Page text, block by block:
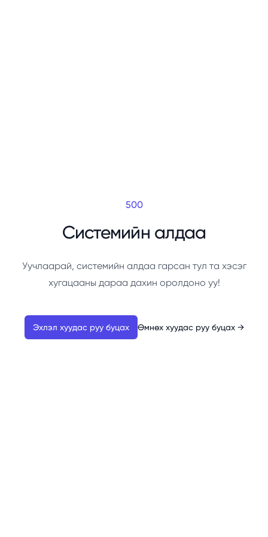
500
Системийн алдаа
Уучлаарай, системийн алдаа гарсан тул та хэсэг
хугацааны дараа дахин оролдоно уу!
Эхлэл хуудас руу буцах Өмнөх хуудас руу буцах →